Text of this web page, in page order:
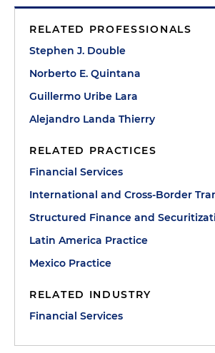
RELATED PROFESSIONALS
Stephen J. Double
Norberto E. Quintana
Guillermo Uribe Lara
Alejandro Landa Thierry
RELATED PRACTICES
Financial Services
International and Cross-Border
Structured Finance and
Latin America Practice
Mexico Practice
RELATED INDUSTRY
Financial Services